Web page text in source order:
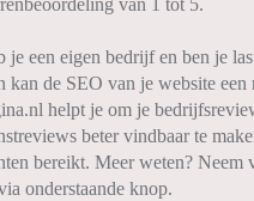
je een eigen bedrijf en ben je
kan de SEO van je website
helpt je om je
beter vindbaar te
bereikt. Meer weten? Neem
onderstaande knop.